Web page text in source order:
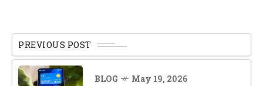
PREVIOUS POST
BLOG May 19, 2026